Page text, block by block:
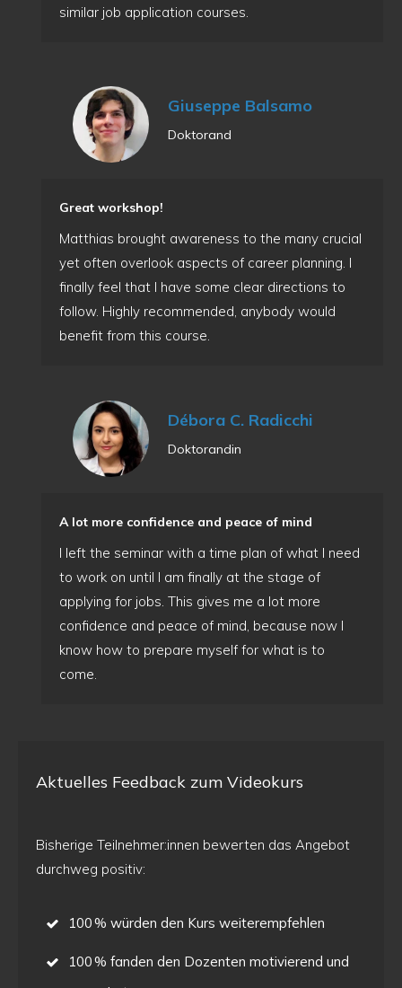
similar job application courses.
Giuseppe Balsamo
Doktorand
Great workshop!
Matthias brought awareness to the many crucial
yet often overlook aspects of career planning. I
finally feel that I have some clear directions to
follow. Highly recommended, anybody would
benefit from this course.
Débora C. Radicchi
Doktorandin
A lot more confidence and peace of mind
I left the seminar with a time plan of what I need
to work on until I am finally at the stage of
applying for jobs. This gives me a lot more
confidence and peace of mind, because now I
know how to prepare myself for what is to
come.
Aktuelles Feedback zum Videokurs
Bisherige Teilnehmer:innen bewerten das Angebot
durchweg positiv:
100 % würden den Kurs weiterempfehlen
100 % fanden den Dozenten motivierend und